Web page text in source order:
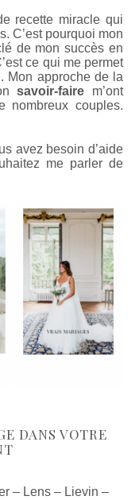
recette miracle qui
C’est pourquoi mon
de mon succès en
ce qui me permet
Mon approche de la
savoir-faire m’ont
nombreux couples.
avez besoin d’aide
me parler de
DANS VOTRE
– Lens– Lievin –